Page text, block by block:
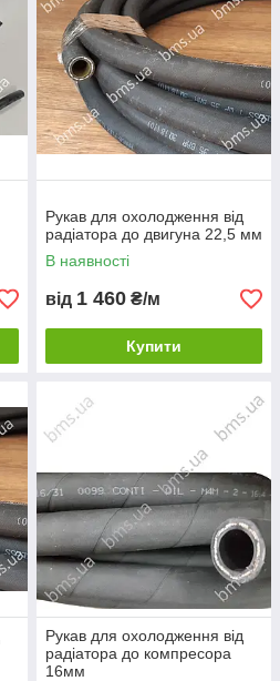
Рукав для охолодження від
радіатора до двигуна 22,5 мм
В наявності
від 1 460 ₴/м
Купити
Рукав для охолодження від
радіатора до компресора
16мм